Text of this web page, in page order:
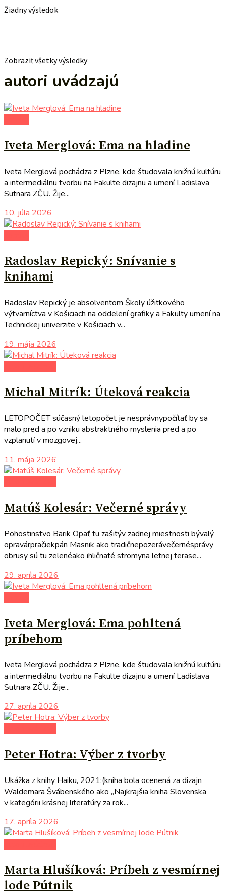
Žiadny výsledok
Zobraziť všetky výsledky
autori uvádzajú
Iveta Merglová: Ema na hladine
Iveta Merglová pochádza z Plzne, kde študovala knižnú kultúru
a intermediálnu tvorbu na Fakulte dizajnu a umení Ladislava
Sutnara ZČU. Žije...
10. júla 2026
Radoslav Repický: Snívanie s
knihami
Radoslav Repický je absolventom Školy úžitkového
výtvarníctva v Košiciach na oddelení grafiky a Fakulty umení na
Technickej univerzite v Košiciach v...
19. mája 2026
Michal Mitrík: Úteková reakcia
LETOPOČET súčasný letopočet je nesprávnypočítať by sa
malo pred a po vzniku abstraktného myslenia pred a po
vzplanutí v mozgovej...
11. mája 2026
Matúš Kolesár: Večerné správy
Pohostinstvo Barik Opäť tu zašitýv zadnej miestnosti bývalý
opravárpračiekpán Masnik ako tradičnepozerávečernésprávy
obrusy sú tu zelenéako ihličnaté stromyna letnej terase...
29. apríla 2026
Iveta Merglová: Ema pohltená
príbehom
Iveta Merglová pochádza z Plzne, kde študovala knižnú kultúru
a intermediálnu tvorbu na Fakulte dizajnu a umení Ladislava
Sutnara ZČU. Žije...
27. apríla 2026
Peter Hotra: Výber z tvorby
Ukážka z knihy Haiku, 2021:(kniha bola ocenená za dizajn
Waldemara Švábenského ako „Najkrajšia kniha Slovenska
v kategórii krásnej literatúry za rok...
17. apríla 2026
Marta Hlušíková: Príbeh z vesmírnej
lode Pútnik